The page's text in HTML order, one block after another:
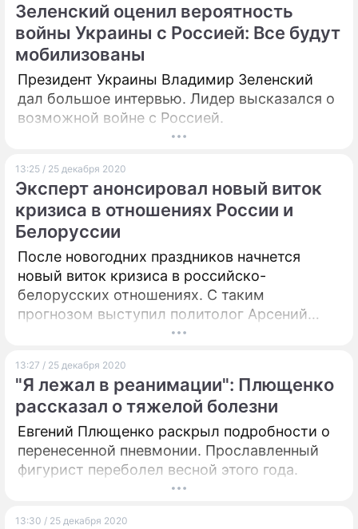
Зеленский оценил вероятность
войны Украины с Россией: Все будут
мобилизованы
Президент Украины Владимир Зеленский
дал большое интервью. Лидер высказался о
возможной войне с Россией.
13:25 / 25 декабря 2020
Эксперт анонсировал новый виток
кризиса в отношениях России и
Белоруссии
После новогодних праздников начнется
новый виток кризиса в российско-
белорусских отношениях. С таким
прогнозом выступил политолог Арсений
13:27 / 25 декабря 2020
"Я лежал в реанимации": Плющенко
рассказал о тяжелой болезни
Евгений Плющенко раскрыл подробности о
перенесенной пневмонии. Прославленный
фигурист переболел весной этого года.
13:30 / 25 декабря 2020